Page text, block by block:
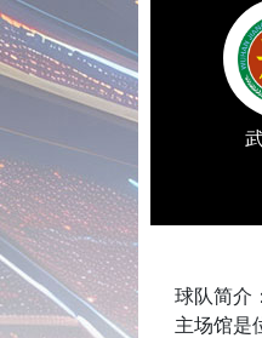
球队简介
主场馆是